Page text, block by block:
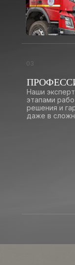
Наши
этапами
решения и
даже в
03